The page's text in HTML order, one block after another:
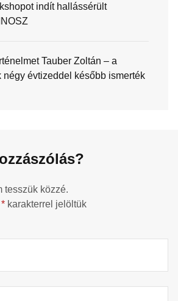
indít hallássérült
Tauber Zoltán – a
négy évtizeddel később ismerték
tesszük közzé.
* karakterrel jelöltük